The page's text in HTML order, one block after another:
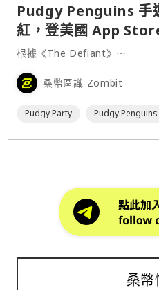
Pudgy Penguins
紅，登美國 App
根據《The Defiant》⋯
桑幣區識 Zombit
Pudgy Party Pudgy Penguins
桑幣